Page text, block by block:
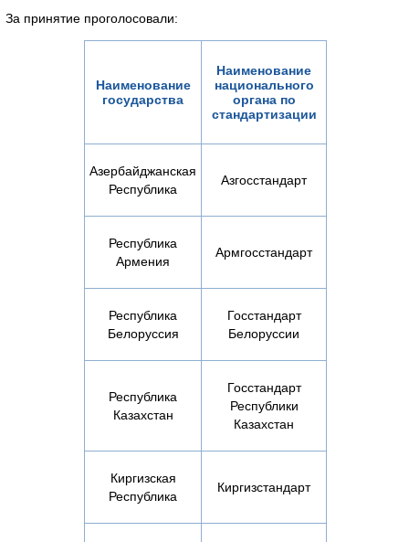
За принятие проголосовали:
Наименование
государства
Наименование
национального
органа по
стандартизации
Азербайджанская
Республика
Азгосстандарт
Республика
Армения
Армгосстандарт
Республика
Белоруссия
Госстандарт
Белоруссии
Республика
Казахстан
Госстандарт
Республики
Казахстан
Киргизская
Республика
Киргизстандарт